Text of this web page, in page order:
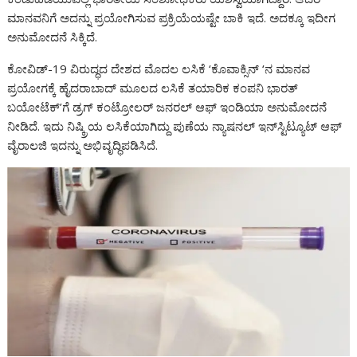
o
o
k
A
p
a n
er
g o
M
ai
l
Li
e
ಮಾನವನಿಗೆ ಅದನ್ನು ಪ್ರಯೋಗಿಸುವ ಪ್ರಕ್ರಿಯೆಯಷ್ಟೇ ಬಾಕಿ ಇದೆ. ಅದಕ್ಕೂ ಇದೀಗ
ಅನುಮೋದನೆ ಸಿಕ್ಕಿದೆ.
ಕೋವಿಡ್-19 ವಿರುದ್ಧದ ದೇಶದ ಮೊದಲ ಲಸಿಕೆ ‘ಕೊವಾಕ್ಸಿನ್ ‘ನ ಮಾನವ
ಪ್ರಯೋಗಕ್ಕೆ ಹೈದರಾಬಾದ್ ಮೂಲದ ಲಸಿಕೆ ತಯಾರಿಕ ಕಂಪನಿ ಭಾರತ್
ಬಯೋಟೆಕ್’ಗೆ ಡ್ರಗ್ ಕಂಟ್ರೋಲರ್ ಜನರಲ್ ಆಫ್ ಇಂಡಿಯಾ ಅನುಮೋದನೆ
ನೀಡಿದೆ. ಇದು ನಿಷ್ಕ್ರಿಯ ಲಸಿಕೆಯಾಗಿದ್ದು ಪುಣೆಯ ನ್ಯಾಷನಲ್ ಇನ್‌ಸ್ಟಿಟ್ಯೂಟ್ ಆಫ್
ವೈರಾಲಜಿ ಇದನ್ನು ಅಭಿವೃದ್ಧಿಪಡಿಸಿದೆ.